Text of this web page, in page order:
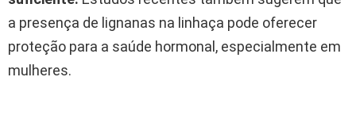
a presença de lignanas na linhaça pode oferecer
proteção para a saúde hormonal, especialmente em
mulheres.